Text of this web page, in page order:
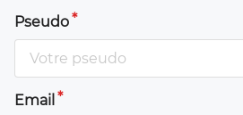
Pseudo
Email